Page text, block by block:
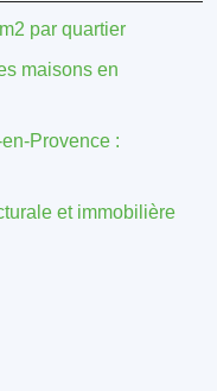
par quartier
maisons en
Provence :
et immobilière